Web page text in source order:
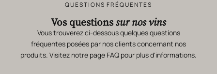
QUESTIONS FRÉQUENTES
Vos questionssur nos vins
Vous trouverez ci-dessous quelques questions
fréquentes posées par nos clients concernant nos
produits. Visitez notre page FAQ pour plus d'informations.